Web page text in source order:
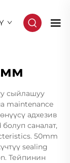
сыйлашуу
maintenance
адхезив
саналат,
50mm
sealing
Тейпинин